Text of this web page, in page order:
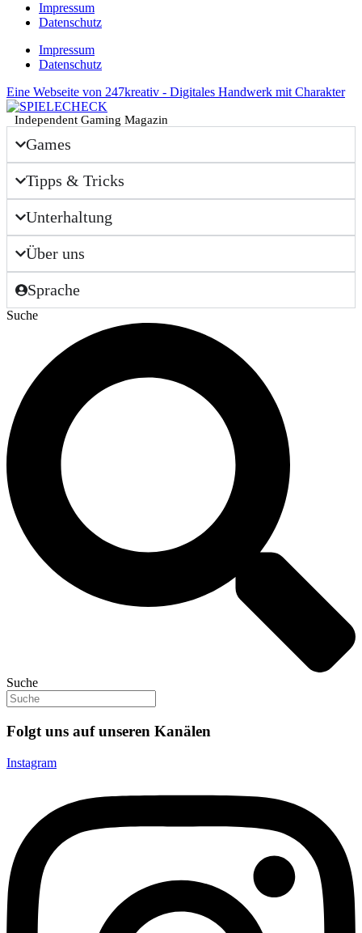
Impressum
Datenschutz
Impressum
Datenschutz
Eine Webseite von 247kreativ - Digitales Handwerk mit Charakter
Independent Gaming Magazin
Games
Tipps & Tricks
Unterhaltung
Über uns
Sprache
Suche
Suche
Folgt uns auf unseren Kanälen
Instagram